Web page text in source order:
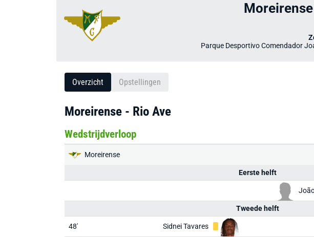
Moreirense
Parque Desportivo Comendador
Overzicht Opstellingen
Moreirense - Rio Ave
Wedstrijdverloop
Moreirense
Eerste helft
Tweede helft
48' Sidnei Tavares